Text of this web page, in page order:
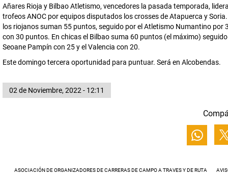
Añares Rioja y Bilbao Atletismo, vencedores la pasada temporada,
trofeos ANOC por equipos disputados los crosses de Atapuerca y
los riojanos suman 55 puntos, seguido por el Atletismo Numantino por
con 30 puntos. En chicas el Bilbao suma 60 puntos (el máximo)
Seoane Pampín con 25 y el Valencia con 20.
Este domingo tercera oportunidad para puntuar. Será en Alcobendas.
02 de Noviembre, 2022 - 12:11
ASOCIACIÓN DE ORGANIZADORES DE CARRERAS DE CAMPO A TRAVES Y DE RUTA